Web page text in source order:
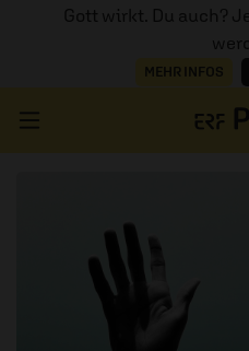
Gott wirkt. Du auch?
MEHR INFOS
ERZÄHL MAL
AUDIOTHEK